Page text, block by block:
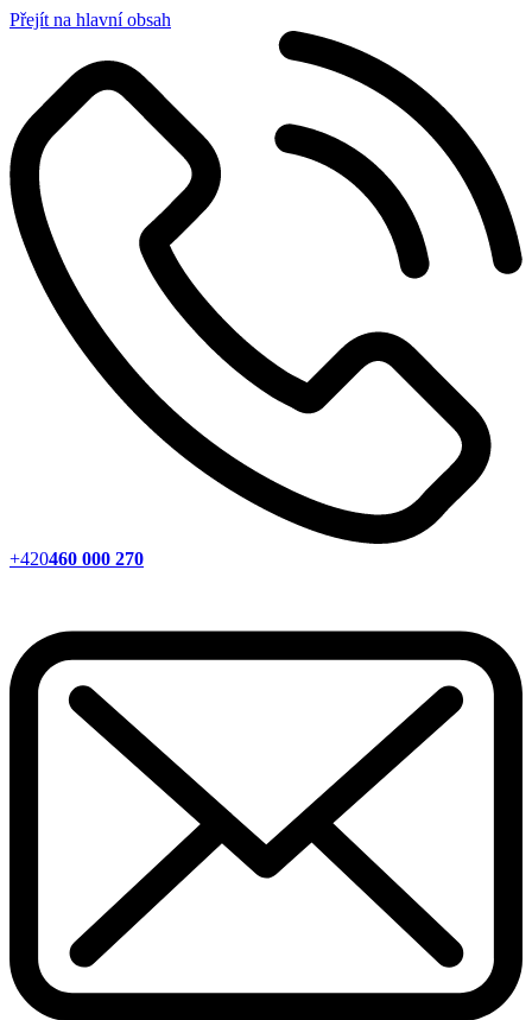
Přejít na hlavní obsah
+420460 000 270